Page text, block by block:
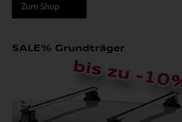
Zum Shop
SALE% Grundträger